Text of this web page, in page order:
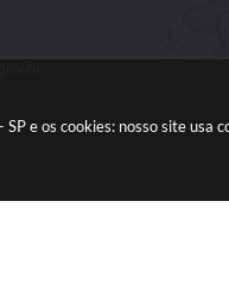
e os cookies: nosso site usa